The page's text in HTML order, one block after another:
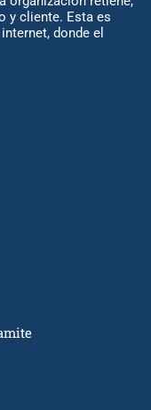
y cliente. Esta es
donde el